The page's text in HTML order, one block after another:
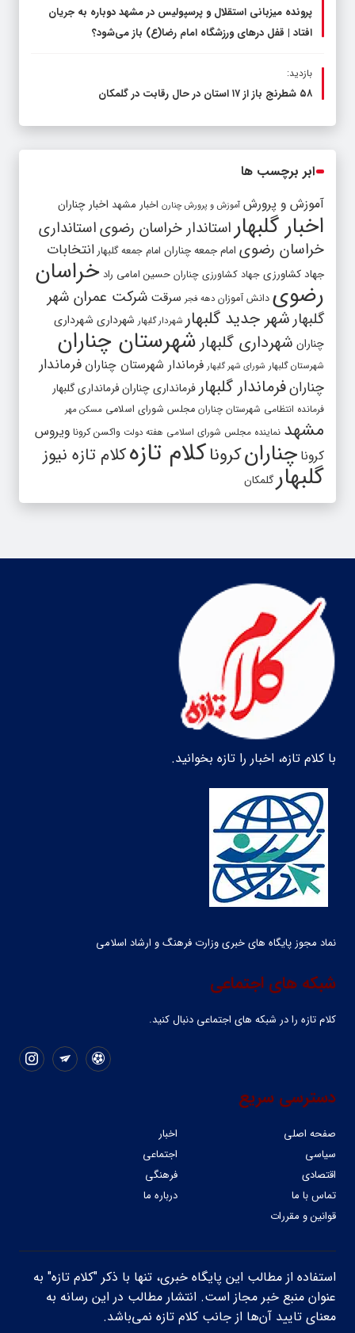
پرونده میزبانی استقلال و پرسپولیس در مشهد دوباره به جریان
افتاد | قفل در‌های ورزشگاه امام رضا(ع) باز می‌شود؟
بازدید:
۵۸ شطرنج‌ باز از ۱۷ استان در حال رقابت در گلمکان
ابر برچسب ها
آموزش و پرورش آموزش و پرورش چنارن اخبار مشهد اخبار چناران
اخبار گلبهار استاندار خراسان رضویاستانداری
خراسان رضوی امام جمعه چناران امام جمعه گلبهار انتخابات
جهاد کشاورزی جهاد کشاورزی چناران حسین امامی راد خراسان
رضوی دانش آموزان دهه فجر سرقت شرکت عمران شهر
گلبهار شهر جدید گلبهار شهردار گلبهار شهرداری شهرداری
چناران شهرداری گلبهار شهرستان چناران
شهرستان گلبهار شورای شهر گلبهار فرماندار شهرستان چناران فرماندار
چنارانفرماندار گلبهار فرمانداری چنارانفرمانداری گلبهار
فرمانده انتظامی شهرستان چناران مجلس شورای اسلامی مسکن مهر
مشهد نماینده مجلس شورای اسلامی هفته دولت واکسن کرونا ویروس
کرونا چنارانکروناکلام تازهکلام تازه نیوز
گلبهار گلمکان
با کلام تازه، اخبار را تازه بخوانید.
نماد مجوز پایگاه های خبری وزارت فرهنگ و ارشاد اسلامی
شبکه های اجتماعی
کلام تازه را در شبکه ‌های اجتماعی دنبال کنید.
دسترسی سریع
صفحه اصلی
اخبار
سیاسی
اجتماعی
اقتصادی
فرهنگی
تماس با ما
درباره ما
قوانین و مقررات
استفاده از مطالب این پایگاه خبری، تنها با ذکر "کلام تازه" به
عنوان منبع خبر مجاز است. انتشار مطالب در این رسانه به
معنای تایید آن‌ها از جانب کلام تازه نمی‌باشد.